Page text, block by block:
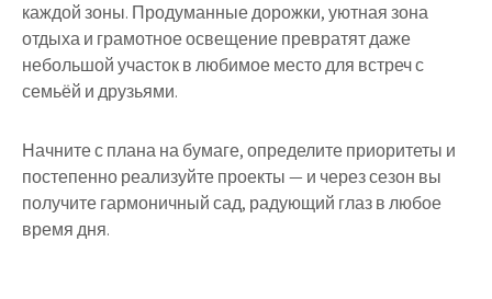
каждой зоны. Продуманные дорожки, уютная зона
отдыха и грамотное освещение превратят даже
небольшой участок в любимое место для встреч с
семьёй и друзьями.
Начните с плана на бумаге, определите приоритеты и
постепенно реализуйте проекты — и через сезон вы
получите гармоничный сад, радующий глаз в любое
время дня.